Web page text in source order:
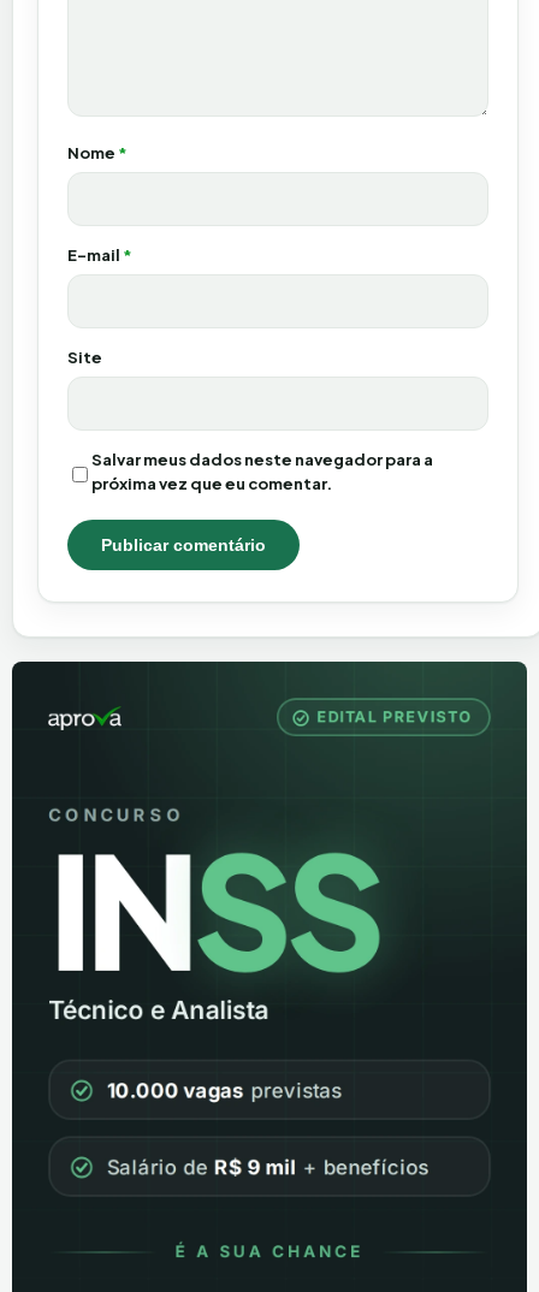
Nome *
E-mail *
Site
Salvar meus dados neste navegador para a
próxima vez que eu comentar.